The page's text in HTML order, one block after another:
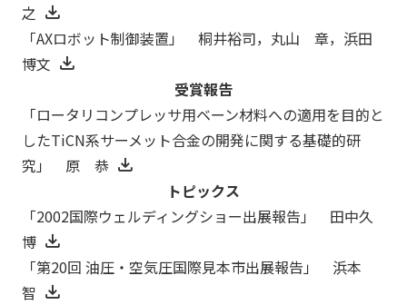
之
「AXロボット制御装置」 桐井裕司，丸山 章，浜田
博文
受賞報告
「ロータリコンプレッサ用ベーン材料への適用を目的と
したTiCN系サーメット合金の開発に関する基礎的研
究」 原 恭
トピックス
「2002国際ウェルディングショー出展報告」 田中久
博
「第20回 油圧・空気圧国際見本市出展報告」 浜本
智